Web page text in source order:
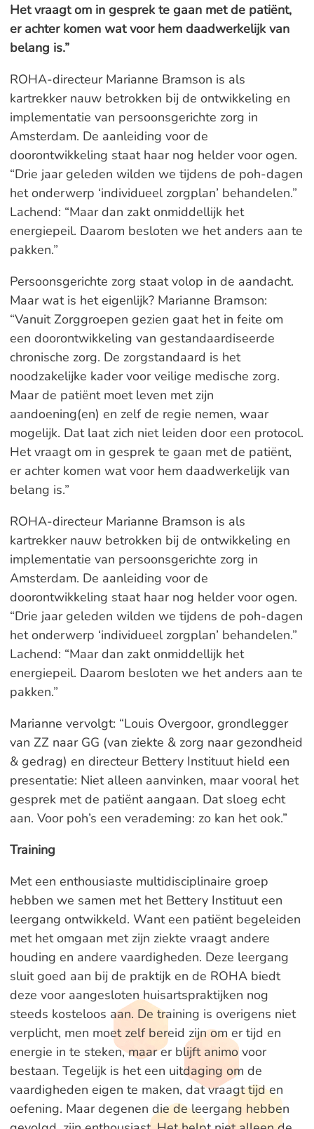
Het vraagt om in gesprek te gaan met de patiënt,
er achter komen wat voor hem daadwerkelijk van
belang is.”
ROHA-directeur Marianne Bramson is als
kartrekker nauw betrokken bij de ontwikkeling en
implementatie van persoonsgerichte zorg in
Amsterdam. De aanleiding voor de
doorontwikkeling staat haar nog helder voor ogen.
“Drie jaar geleden wilden we tijdens de poh-dagen
het onderwerp ‘individueel zorgplan’ behandelen.”
Lachend: “Maar dan zakt onmiddellijk het
energiepeil. Daarom besloten we het anders aan te
pakken.”
Persoonsgerichte zorg staat volop in de aandacht.
Maar wat is het eigenlijk? Marianne Bramson:
“Vanuit Zorggroepen gezien gaat het in feite om
een doorontwikkeling van gestandaardiseerde
chronische zorg. De zorgstandaard is het
noodzakelijke kader voor veilige medische zorg.
Maar de patiënt moet leven met zijn
aandoening(en) en zelf de regie nemen, waar
mogelijk. Dat laat zich niet leiden door een protocol.
Het vraagt om in gesprek te gaan met de patiënt,
er achter komen wat voor hem daadwerkelijk van
belang is.”
ROHA-directeur Marianne Bramson is als
kartrekker nauw betrokken bij de ontwikkeling en
implementatie van persoonsgerichte zorg in
Amsterdam. De aanleiding voor de
doorontwikkeling staat haar nog helder voor ogen.
“Drie jaar geleden wilden we tijdens de poh-dagen
het onderwerp ‘individueel zorgplan’ behandelen.”
Lachend: “Maar dan zakt onmiddellijk het
energiepeil. Daarom besloten we het anders aan te
pakken.”
Marianne vervolgt: “Louis Overgoor, grondlegger
van ZZ naar GG (van ziekte & zorg naar gezondheid
& gedrag) en directeur Bettery Instituut hield een
presentatie: Niet alleen aanvinken, maar vooral het
gesprek met de patiënt aangaan. Dat sloeg echt
aan. Voor poh’s een verademing: zo kan het ook.”
Training
Met een enthousiaste multidisciplinaire groep
hebben we samen met het Bettery Instituut een
leergang ontwikkeld. Want een patiënt begeleiden
met het omgaan met zijn ziekte vraagt andere
houding en andere vaardigheden. Deze leergang
sluit goed aan bij de praktijk en de ROHA biedt
deze voor aangesloten huisartspraktijken nog
steeds kosteloos aan. De training is overigens niet
verplicht, men moet zelf bereid zijn om er tijd en
energie in te steken, maar er blijft animo voor
bestaan. Tegelijk is het een uitdaging om de
vaardigheden eigen te maken, dat vraagt tijd en
oefening. Maar degenen die de leergang hebben